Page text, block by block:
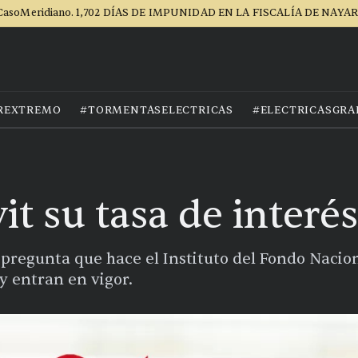
1,702 DÍAS DE IMPUNIDAD EN LA FISCALÍA DE
#TORMENTASELECTRICAS
su tasa de
pregunta que hace el Instituto del Fondo
entran en vigor.